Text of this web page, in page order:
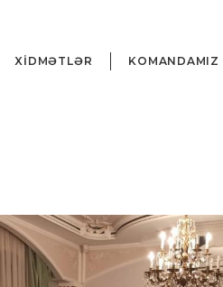
XİDMƏTLƏR KOMANDAMIZ